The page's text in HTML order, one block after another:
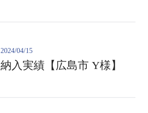
2024/04/15
納入実績【広島市 Y様】